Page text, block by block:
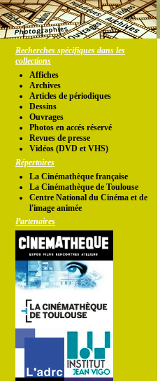
Recherches spécifiques dans les
collections
Affiches
Archives
Articles de périodiques
Dessins
Ouvrages
Photos en accés réservé
Revues de presse
Vidéos (DVD et VHS)
Répertoires
La Cinémathèque française
La Cinémathèque de Toulouse
Centre National du Cinéma et de
l'image animée
Partenaires